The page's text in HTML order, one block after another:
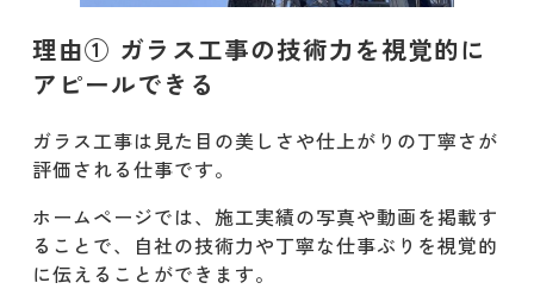
大手制作会社
建設業のホームページ事例5選
事例① 日本板硝子S＆S株式会社
事例② AGC硝子建材株式会社
事例③ 足立硝子株式会社
理由① ガラス工事の技術力を視覚的に
アピールできる
ガラス工事は見た目の美しさや仕上がりの丁寧さが
評価される仕事です。
ホームページでは、施工実績の写真や動画を掲載す
ることで、自社の技術力や丁寧な仕事ぶりを視覚的
に伝えることができます。